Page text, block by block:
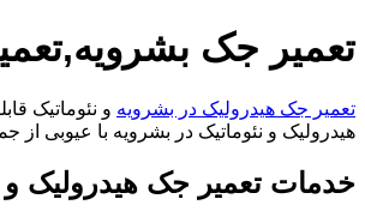
تعمیر جک
تعمیر جک هیدرولیک در بشرویه و نئوماتیک
هیدرولیک و نئوماتیک در بشرویه با عیوبی از جمله خراش
خدمات تعمیر جک هیدرولیک